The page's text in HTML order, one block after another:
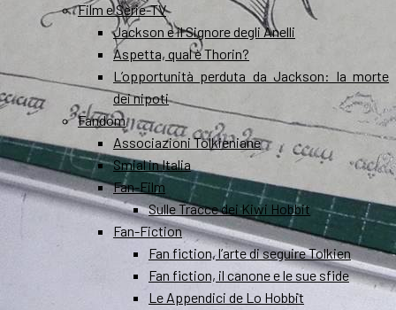
Film e Serie-TV
Jackson e il Signore degli Anelli
Aspetta, qual è Thorin?
L’opportunità perduta da Jackson: la morte
dei nipoti
Fandom
Associazioni Tolkieniane
Smial in Italia
Fan-Film
Sulle Tracce dei Kiwi Hobbit
Fan-Fiction
Fan fiction, l’arte di seguire Tolkien
Fan fiction, il canone e le sue sfide
Le Appendici de Lo Hobbit